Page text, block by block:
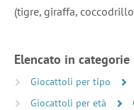
(tigre, giraffa,
Elencato in categorie
Giocattoli per tipo
Giocattoli per età